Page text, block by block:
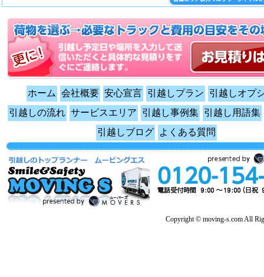
ホーム 会社概要 安心宣言 引越しプラン
引越しオプ
引越しの流れ サービスエリア 引越し事例集 引越し用語集
引越しブログ
よくある質問
Copyright © moving-s.com All